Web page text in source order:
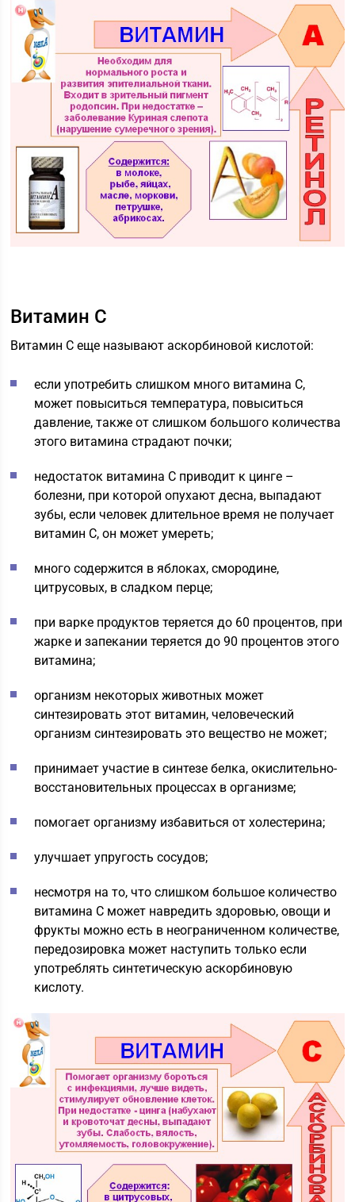
Витамин С
Витамин С еще называют аскорбиновой кислотой:
если употребить слишком много витамина С,
может повыситься температура, повыситься
давление, также от слишком большого количества
этого витамина страдают почки;
недостаток витамина С приводит к цинге –
болезни, при которой опухают десна, выпадают
зубы, если человек длительное время не получает
витамин С, он может умереть;
много содержится в яблоках, смородине,
цитрусовых, в сладком перце;
при варке продуктов теряется до 60 процентов, при
жарке и запекании теряется до 90 процентов этого
витамина;
организм некоторых животных может
синтезировать этот витамин, человеческий
организм синтезировать это вещество не может;
принимает участие в синтезе белка, окислительно-
восстановительных процессах в организме;
помогает организму избавиться от холестерина;
улучшает упругость сосудов;
несмотря на то, что слишком большое количество
витамина С может навредить здоровью, овощи и
фрукты можно есть в неограниченном количестве,
передозировка может наступить только если
употреблять синтетическую аскорбиновую
кислоту.